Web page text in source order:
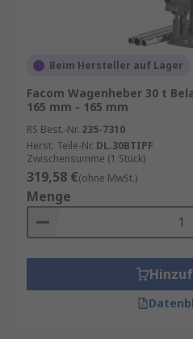
Beim Hersteller auf Lager
Facom Wagenheber 30 t
165 mm - 165 mm
RS Best.-Nr. 235-7310
Herst. Teile-Nr. DL.30BTIPF
Zwischensumme (1 Stück)
319,58 €(ohne MwSt.)
Menge